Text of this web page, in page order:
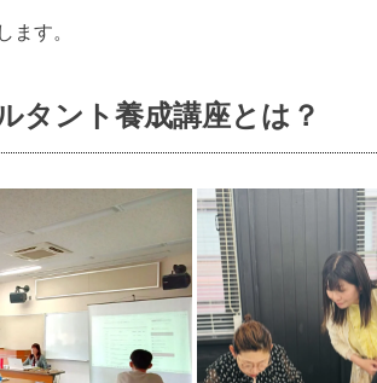
す。
タント養成講座とは？